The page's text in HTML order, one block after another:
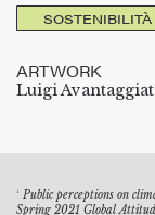
SOSTENIBILITÀ
ARTWORK
Luigi
¹ Public perceptions on
Spring 2021 Global